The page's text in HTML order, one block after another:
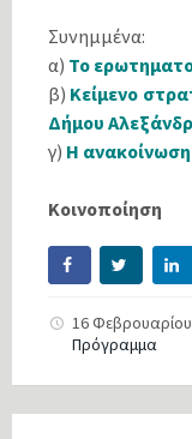
Συνημμένα:
α) Το
β) Κείμενο
Δήμου
γ) Η
Κοινοποίηση
16
Πρόγραμμα